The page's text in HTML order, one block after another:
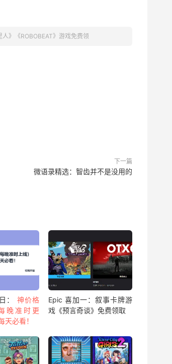
》《ROBOBEAT》游戏免费领
下一篇
微语录精选：智齿并不是没用的
： 神价格
晚准时更
天必看！
Epic 喜加一：叙事卡牌游
戏《预言奇谈》免费领取